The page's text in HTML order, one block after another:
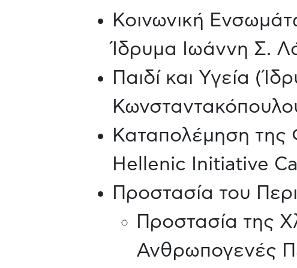
Κοινωνική
Ίδρυμα Ιωάννη Σ.
Παιδί και Υγεία
Καταπολέμηση της
Hellenic Initiative
Προστασία του
Προστασία της
Ανθρωπογενές